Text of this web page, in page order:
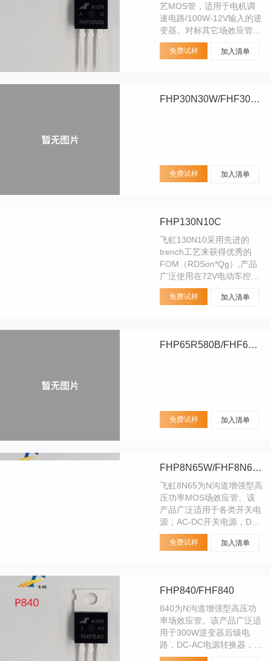
艺MOS管，适用于电机调
速电路/100W-12V输入的逆
变器。对标其它场效应管品
牌型号：IRFZ44N、
STP60NF06、
免费试样 加入清单
FHP30N30W/FHF30N30W/FHA30N30W
免费试样 加入清单
FHP130N10C
飞虹130N10采用先进的
trench工艺来获得优秀的
FOM（RDSon*Qg）,产品
广泛使用在72V电动车控制
器，直流电机驱动，24V输
入逆变器，UPS。其他
免费试样 加入清单
FHP65R580B/FHF65R580B/FHD65R580B
免费试样 加入清单
FHP8N65W/FHF8N65W/FHD8N65W
飞虹8N65为N沟道增强型高
压功率MOS场效应管。该
产品广泛适用于各类开关电
源，AC-DC开关电源，DC-
DC电源转换器，高压H桥
PMW马达驱动。
免费试样 加入清单
FHP840/FHF840
840为N沟道增强型高压功
率场效应管。该产品广泛适
用于300W逆变器后级电
路，DC-AC电源转换器，
DC-DC电源转换器，高压H